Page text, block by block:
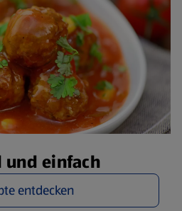
und einfach
entdecken